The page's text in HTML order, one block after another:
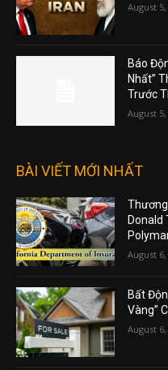
August 5,
Báo
Nhất”
Trước
August 5,
BÀI VIẾT MỚI NHẤT
Thương
Donald
August 6,
Bất
Vàng”
August 6,